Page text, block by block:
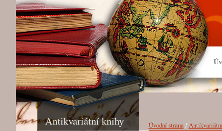
Antikvariátní knihy Úvodní strana/